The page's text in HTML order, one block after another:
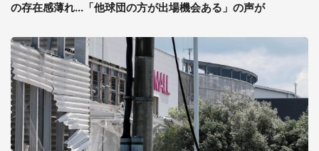
の存在感薄れ...「他球団の方が出場機会ある」の声が